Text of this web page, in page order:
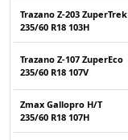
Trazano Z-203 ZuperTrek
235/60 R18 103H
Trazano Z-107 ZuperEco
235/60 R18 107V
Zmax Gallopro H/T
235/60 R18 107H